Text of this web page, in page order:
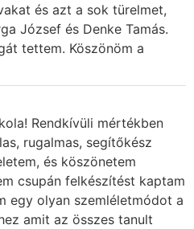
és azt a sok türelmet,
József és Denke Tamás.
tettem. Köszönöm a
Rendkívüli mértékben
rugalmas, segítőkész
és köszönetem
csupán felkészítést kaptam
egy olyan szemléletmódot a
amit az összes tanult